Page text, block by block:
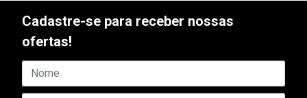
Cadastre-se para receber nossas
ofertas!